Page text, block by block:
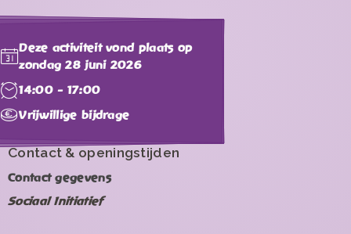
Deze activiteit vond plaats op
zondag 28 juni 2026
14:00 - 17:00
Vrijwillige bijdrage
Contact & openingstijden
Contact gegevens
Sociaal Initiatief